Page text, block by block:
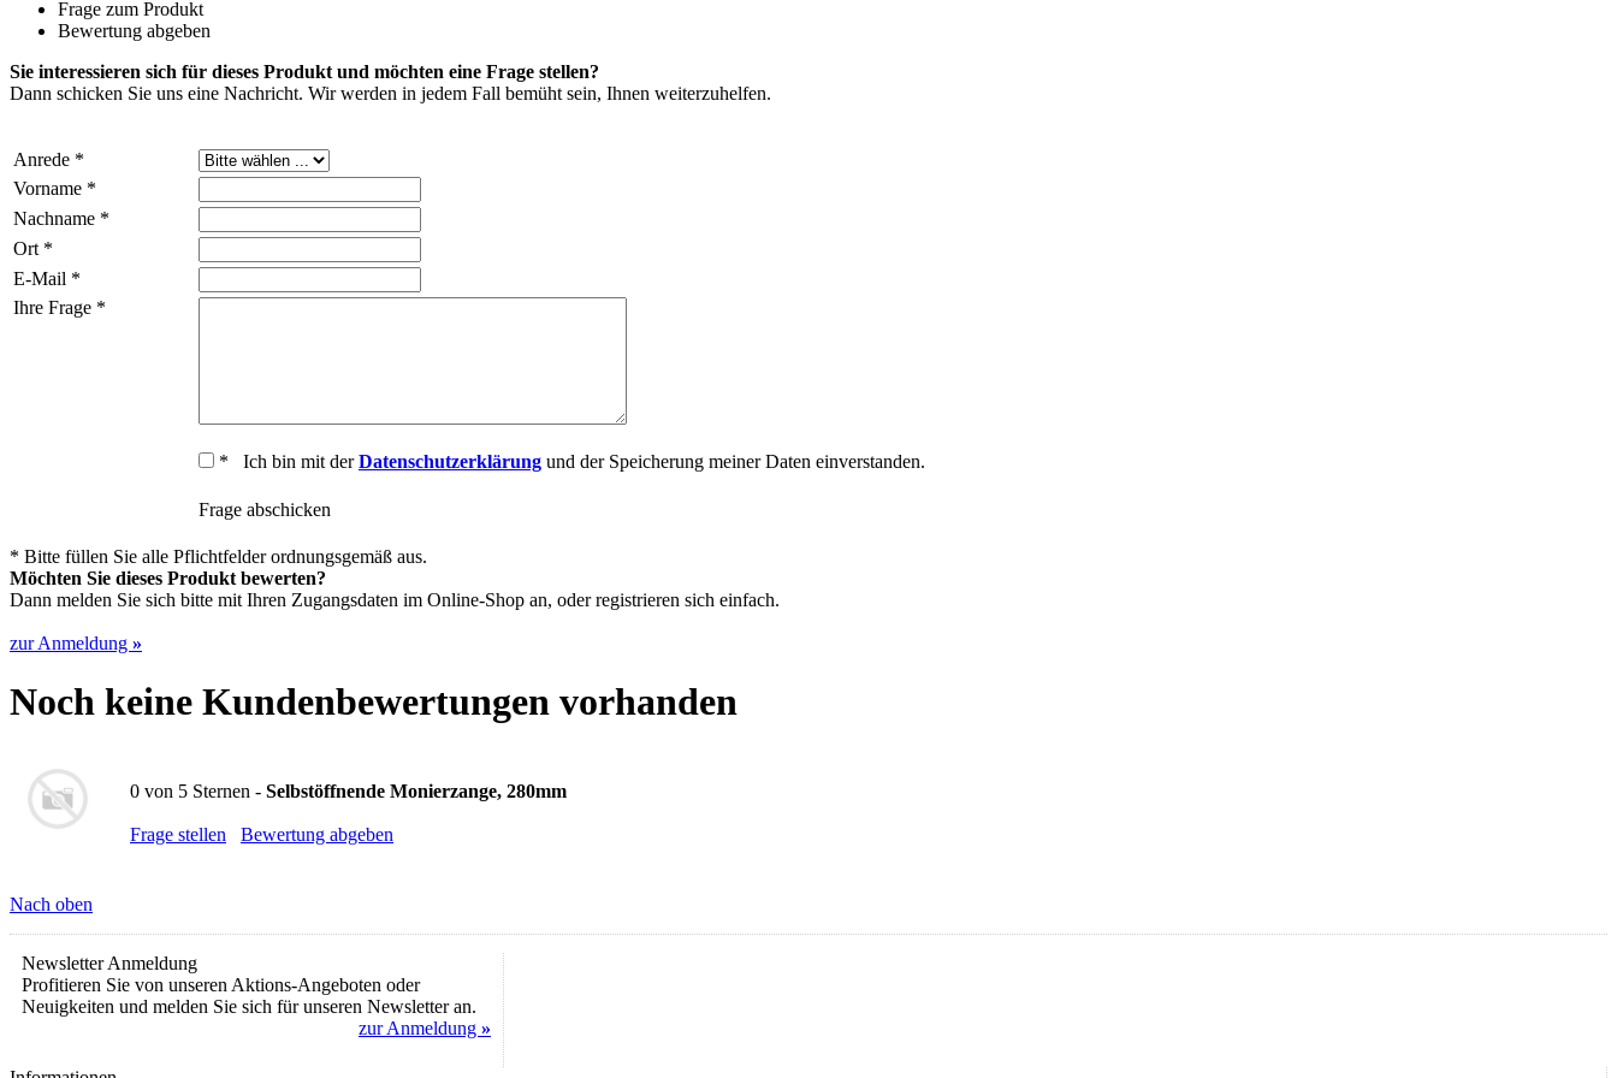
Frage zum Produkt
Bewertung abgeben
Sie interessieren sich für dieses Produkt und möchten eine Frage stellen?
Dann schicken Sie uns eine Nachricht. Wir werden in jedem Fall bemüht sein, Ihnen weiterzuhelfen.
Anrede *
Vorname *
Nachname *
Ort *
E-Mail *
Ihre Frage *
* Ich bin mit derDatenschutzerklärung und der Speicherung meiner Daten einverstanden.
Frage abschicken
* Bitte füllen Sie alle Pflichtfelder ordnungsgemäß aus.
Möchten Sie dieses Produkt bewerten?
Dann melden Sie sich bitte mit Ihren Zugangsdaten im Online-Shop an, oder registrieren sich einfach.
zur Anmeldung »
Noch keine Kundenbewertungen vorhanden
0 von 5 Sternen - Selbstöffnende Monierzange, 280mm
Frage stellen Bewertung abgeben
Nach oben
Newsletter Anmeldung
Profitieren Sie von unseren Aktions-Angeboten oder
Neuigkeiten und melden Sie sich für unseren Newsletter an.
zur Anmeldung »